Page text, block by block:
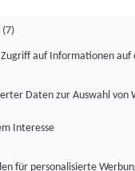
(7)
auf Informationen auf
Daten zur Auswahl von
Interesse
für personalisierte